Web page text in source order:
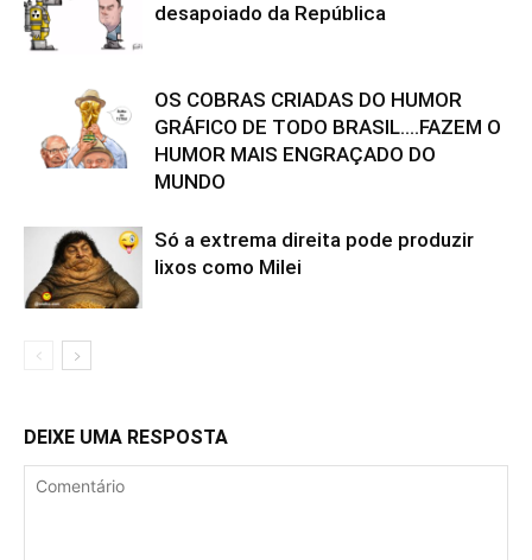
desapoiado da República
OS COBRAS CRIADAS DO HUMOR
GRÁFICO DE TODO BRASIL….FAZEM O
HUMOR MAIS ENGRAÇADO DO
MUNDO
Só a extrema direita pode produzir
lixos como Milei
DEIXE UMA RESPOSTA